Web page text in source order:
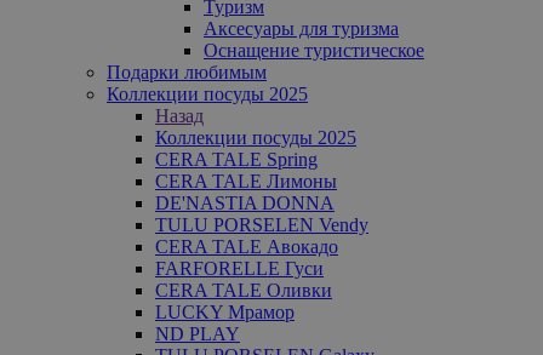
Туризм
Аксесуары для туризма
Оснащение туристическое
Подарки любимым
Коллекции посуды 2025
Назад
Коллекции посуды 2025
CERA TALE Spring
CERA TALE Лимоны
DE'NASTIA DONNA
TULU PORSELEN Vendy
CERA TALE Авокадо
FARFORELLE Гуси
CERA TALE Оливки
LUCKY Мрамор
ND PLAY